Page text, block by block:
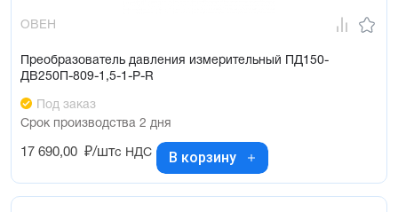
ОВЕН
Преобразователь давления измерительный ПД150-
ДВ250П-809-1,5-1-Р-R
Под заказ
Срок производства 2 дня
17 690,00 ₽/штс НДС В корзину